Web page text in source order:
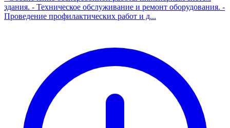
здания. - Техническое обслуживание и ремонт оборудования. -
Проведение профилактических работ и д...